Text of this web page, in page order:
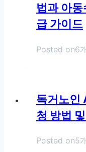
법과 아
급 가이드
Posted on6
독거노인
청 방법
Posted on5